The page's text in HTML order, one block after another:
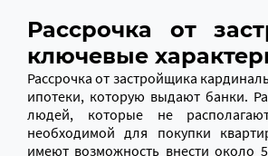
Рассрочка от
ключевые
Рассрочка от застройщика
ипотеки, которую выдают банки.
людей, которые не
необходимой для покупки
имеют возможность внести около